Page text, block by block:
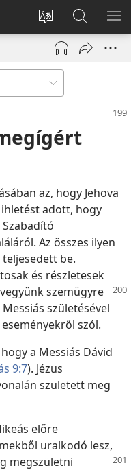
Oldal
nyelvének
megváltoztatása
Bejelentkezés
(opens
window)
Keresés
a jw.org
honlapon
az, hogy Jehova
adott, hogy
Az összes ilyen
be.
és részletesek
szemügyre
születésével
szól.
a Messiás Dávid
9:7). Jézus
született meg
előre
uralkodó lesz,
megszületni